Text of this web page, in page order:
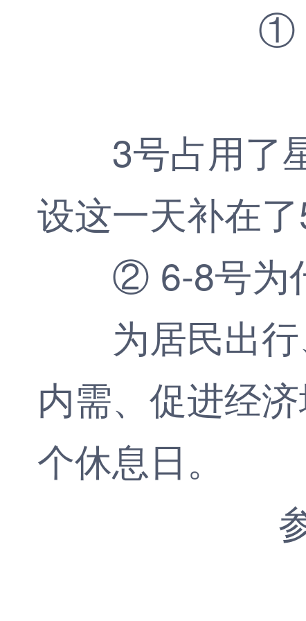
① 5
3号占用了星
设这一天补在了
② 6-8号为
为居民出行
内需、促进经
个休息日。
参